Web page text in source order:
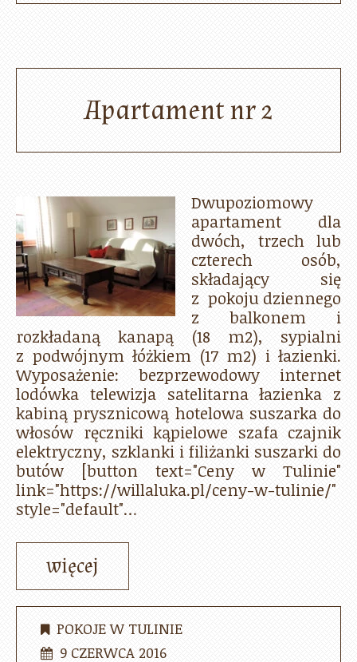
Apartament nr 2
Dwupoziomowy
apartament dla
dwóch, trzech lub
czterech osób,
składający się
z pokoju dziennego
z balkonem i
rozkładaną kanapą (18 m2), sypialni
z podwójnym łóżkiem (17 m2) i łazienki.
Wyposażenie: bezprzewodowy internet
lodówka telewizja satelitarna łazienka z
kabiną prysznicową hotelowa suszarka do
włosów ręczniki kąpielowe szafa czajnik
elektryczny, szklanki i filiżanki suszarki do
butów [button text="Ceny w Tulinie"
link="https://willaluka.pl/ceny-w-tulinie/"
style="default"…
więcej
POKOJE W TULINIE
9 CZERWCA 2016